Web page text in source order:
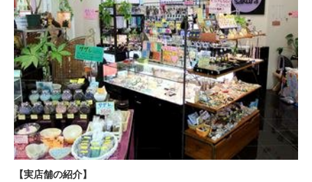
【実店舗の紹介】